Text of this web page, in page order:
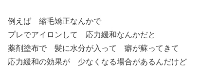
例えば 縮毛矯正なんかで
プレでアイロンして 応力緩和なんかだと
薬剤塗布で 髪に水分が入って 癖が蘇ってきて
応力緩和の効果が 少なくなる場合があるんだけど